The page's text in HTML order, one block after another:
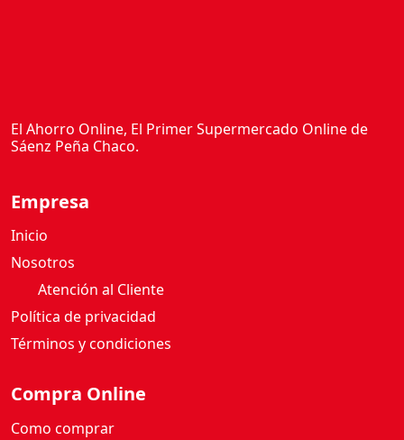
El Ahorro Online, El Primer Supermercado Online de
Sáenz Peña Chaco.
Empresa
Inicio
Nosotros
Atención al Cliente
Política de privacidad
Términos y condiciones
Compra Online
Como comprar